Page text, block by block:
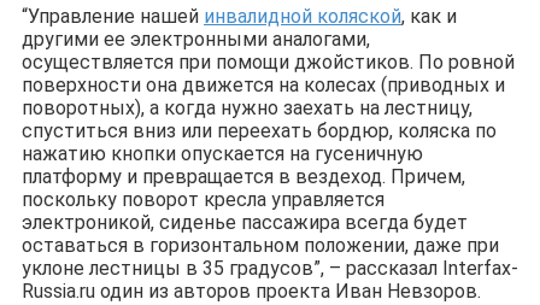
“Управление нашей инвалидной коляской, как и
другими ее электронными аналогами,
осуществляется при помощи джойстиков. По ровной
поверхности она движется на колесах (приводных и
поворотных), а когда нужно заехать на лестницу,
спуститься вниз или переехать бордюр, коляска по
нажатию кнопки опускается на гусеничную
платформу и превращается в вездеход. Причем,
поскольку поворот кресла управляется
электроникой, сиденье пассажира всегда будет
оставаться в горизонтальном положении, даже при
уклоне лестницы в 35 градусов”, – рассказал Interfax-
Russia.ru один из авторов проекта Иван Невзоров.